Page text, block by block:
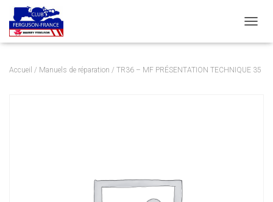
Accueil / Manuels de réparation / TR36 – MF PRÉSENTATION TECHNIQUE 35